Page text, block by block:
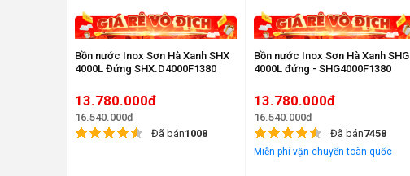
Bồn nước Inox Sơn Hà Xanh SHX
4000L Đứng SHX.D4000F1380
13.780.000đ
16.540.000đ
Đã bán1008
Bồn nước Inox Sơn Hà Xanh SHG
4000L đứng - SHG4000F1380
13.780.000đ
16.540.000đ
Đã bán7458
Miễn phí vận chuyển toàn quốc